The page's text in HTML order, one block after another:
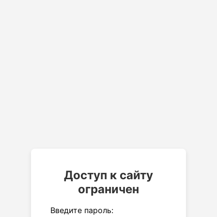
Доступ к сайту
ограничен
Введите пароль: